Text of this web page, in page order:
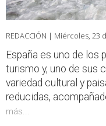
REDACCIÓN | Miércoles, 23
España es uno de los
turismo y, uno de sus
variedad cultural y
reducidas,
más...